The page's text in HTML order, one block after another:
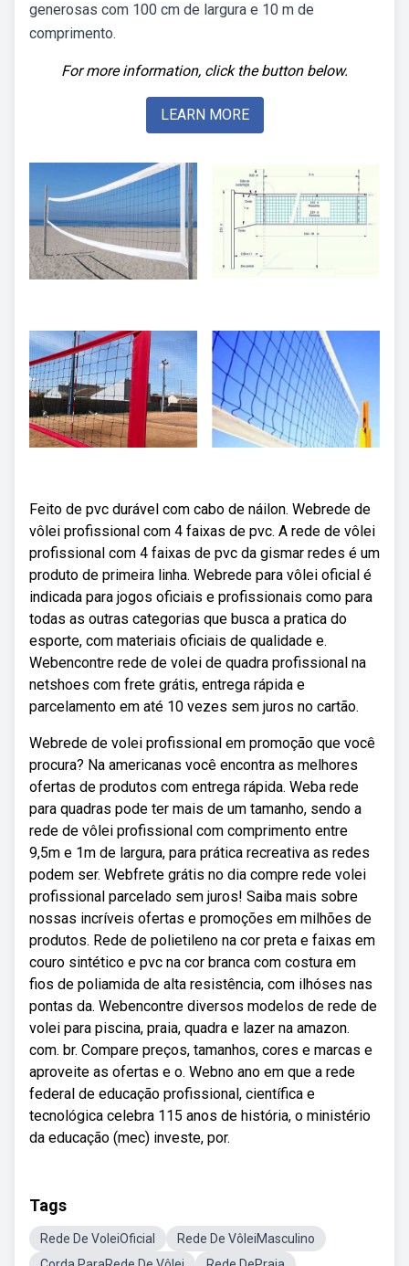
generosas com 100 cm de largura e 10 m de
comprimento.
For more information, click the button below.
LEARN MORE
Feito de pvc durável com cabo de náilon. Webrede de
vôlei profissional com 4 faixas de pvc. A rede de vôlei
profissional com 4 faixas de pvc da gismar redes é um
produto de primeira linha. Webrede para vôlei oficial é
indicada para jogos oficiais e profissionais como para
todas as outras categorias que busca a pratica do
esporte, com materiais oficiais de qualidade e.
Webencontre rede de volei de quadra profissional na
netshoes com frete grátis, entrega rápida e
parcelamento em até 10 vezes sem juros no cartão.
Webrede de volei profissional em promoção que você
procura? Na americanas você encontra as melhores
ofertas de produtos com entrega rápida. Weba rede
para quadras pode ter mais de um tamanho, sendo a
rede de vôlei profissional com comprimento entre
9,5m e 1m de largura, para prática recreativa as redes
podem ser. Webfrete grátis no dia compre rede volei
profissional parcelado sem juros! Saiba mais sobre
nossas incríveis ofertas e promoções em milhões de
produtos. Rede de polietileno na cor preta e faixas em
couro sintético e pvc na cor branca com costura em
fios de poliamida de alta resistência, com ilhóses nas
pontas da. Webencontre diversos modelos de rede de
volei para piscina, praia, quadra e lazer na amazon.
com. br. Compare preços, tamanhos, cores e marcas e
aproveite as ofertas e o. Webno ano em que a rede
federal de educação profissional, científica e
tecnológica celebra 115 anos de história, o ministério
da educação (mec) investe, por.
Tags
Rede De VoleiOficial
Rede De VôleiMasculino